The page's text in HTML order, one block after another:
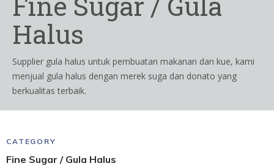
Halus
Supplier gula halus untuk pembuatan makanan dan kue, kami
menjual gula halus dengan merek suga dan donato yang
berkualitas terbaik.
CATEGORY
Fine Sugar / Gula Halus